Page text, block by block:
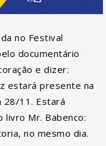
no Festival
documentário
e dizer:
estará presente na
28/11. Estará
livro Mr. Babenco:
no mesmo dia.